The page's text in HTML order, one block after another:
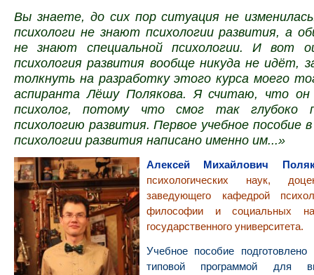
Вы знаете, до сих пор ситуация не
психологи не знают психологии развития, а
не знают специальной психологии. И вот
психология развития вообще никуда не идёт,
толкнуть на разработку этого курса моего
аспиранта Лёшу Полякова. Я считаю, что
психолог, потому что смог так глубоко
психологию развития. Первое учебное пособие
психологии развития написано именно им...»
Алексей Михайлович
психологических наук,
заведующего кафедрой
философии и социальных
государственного университета.
Учебное пособие подготовлено
типовой программой для